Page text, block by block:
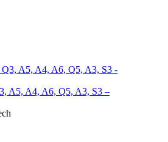
A5, A4, A6, Q5, A3, S3 –